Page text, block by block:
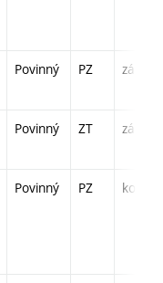
Povinný PZ zá
Povinný ZT zá
Povinný PZ kol